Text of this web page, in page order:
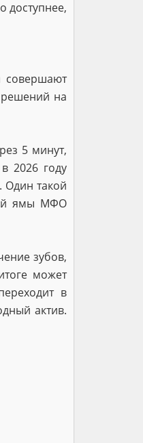
доступнее,
совершают
на
5 минут,
2026 году
Один такой
ямы МФО
зубов,
может
в
актив.